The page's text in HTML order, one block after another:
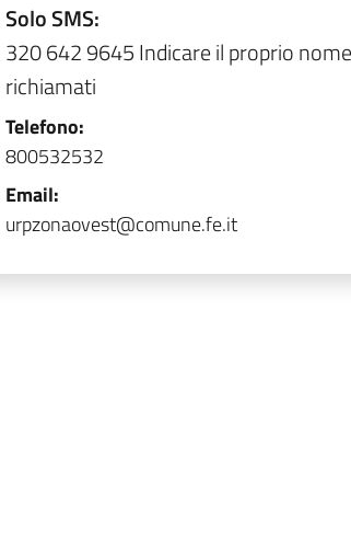
Solo SMS:
320 642 9645 Indicare il proprio
richiamati
Telefono:
800532532
Email:
urpzonaovest@comune.fe.it